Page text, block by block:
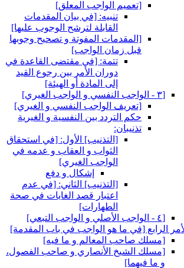
[تعميم الواجب المعلق‏]
تنبيه: [في بيان المقدمات
القابلة لترشح الوجوب عليها]
[المقدمات المفوتة و تصحيح وجوبها
قبل زمان الواجب‏]
تتمة: [في مقتضى القاعدة في
دوران الأمر بين رجوع القيد
إلى المادة أو الهيئة]
[٣ - الواجب النفسي و الواجب الغيري‏]
[تعريف الواجب النفسي و الغيري‏]
حكم التردد بين النفسية و الغيرية
تذنيبان:
[التذنيب‏] الأول: [في استحقاق
الثواب و العقاب و عدمه في
الواجب الغيري‏]
إشكال و دفع
[التذنيب‏] الثاني: [في عدم
اعتبار قصد الغايات في صحة
الطهارات‏]
[٤ - الواجب الأصلي و الواجب التبعي‏]
الرابع‏ [في ما هو الواجب في باب المقدمة]
[مسلك صاحب المعالم و ما فيه‏]
[مسلك الشيخ الأنصاري و صاحب الفصول،
و ما فيهما]